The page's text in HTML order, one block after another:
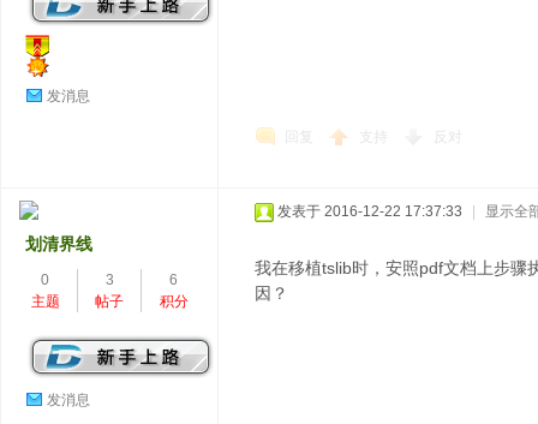
发消息
回复 支持 反对
划清界线
0
主题
3
帖子
6
积分
发消息
发表于 2016-12-22 17:37:33 显示全
我在移植tslib时，安照pdf文档上步
因？